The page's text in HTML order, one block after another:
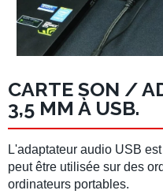
CARTE SON /
3,5 MM À USB.
L'adaptateur audio USB
peut être utilisée sur des
ordinateurs portables.